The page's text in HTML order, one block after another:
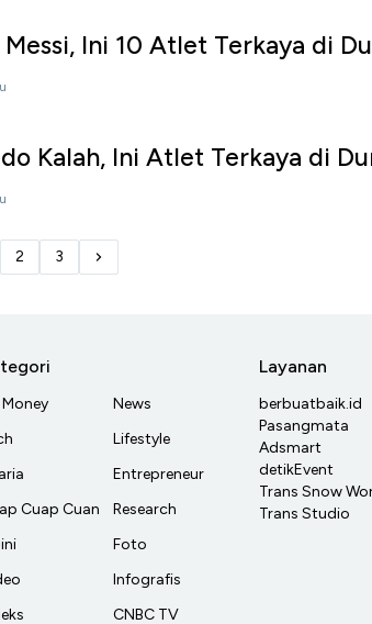
Ini 10 Atlet Terkaya di
Kalah, Ini Atlet Terkaya di
2 3
Money
Cuap Cuan
News
Lifestyle
Entrepreneur
Research
Foto
Infografis
CNBC TV
Layanan
berbuatbaik.id
Pasangmata
Adsmart
detikEvent
Trans Snow
Trans Studio